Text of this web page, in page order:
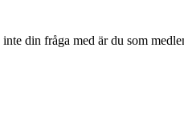
din fråga med är du som